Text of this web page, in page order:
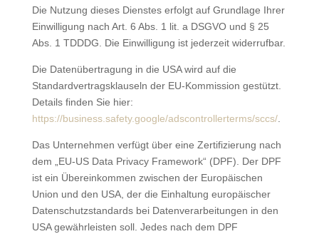
Die Nutzung dieses Dienstes erfolgt auf Grundlage Ihrer
Einwilligung nach Art. 6 Abs. 1 lit. a DSGVO und § 25
Abs. 1 TDDDG. Die Einwilligung ist jederzeit widerrufbar.
Die Datenübertragung in die USA wird auf die
Standardvertragsklauseln der EU-Kommission gestützt.
Details finden Sie hier:
https://business.safety.google/adscontrollerterms/sccs/.
Das Unternehmen verfügt über eine Zertifizierung nach
dem „EU-US Data Privacy Framework“ (DPF). Der DPF
ist ein Übereinkommen zwischen der Europäischen
Union und den USA, der die Einhaltung europäischer
Datenschutzstandards bei Datenverarbeitungen in den
USA gewährleisten soll. Jedes nach dem DPF